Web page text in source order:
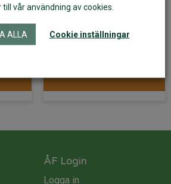
formade
179kr
ÅF Login
Logga in
vår användning av cookies.
ALLA Cookie inställningar